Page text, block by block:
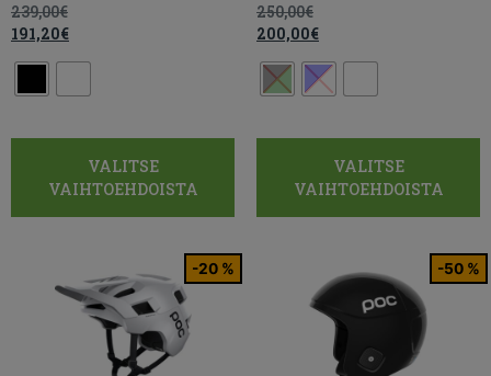
239,00€
191,20€
VALITSE
VAIHTOEHDOISTA
250,00€
200,00€
VALITSE
VAIHTOEHDOISTA
-20 % -50 %